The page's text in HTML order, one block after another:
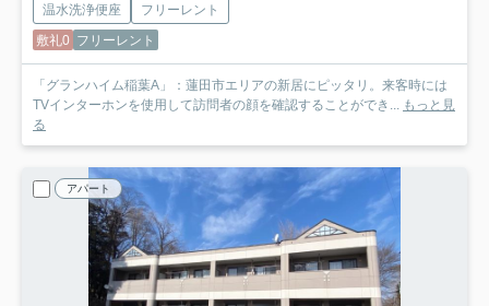
温水洗浄便座
フリーレント
敷礼0 フリーレント
「グランハイム稲葉A」：蓮田市エリアの新居にピッタリ。来客時には
TVインターホンを使用して訪問者の顔を確認することができ...
もっと見
る
アパート